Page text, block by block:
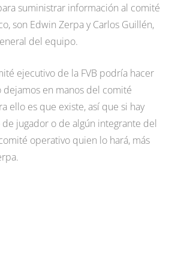
suministrar información al comité
son Edwin Zerpa y Carlos Guillén,
del equipo.
ejecutivo de la FVB podría hacer
dejamos en manos del comité
ello es que existe, así que si hay
jugador o de algún integrante del
operativo quien lo hará, más